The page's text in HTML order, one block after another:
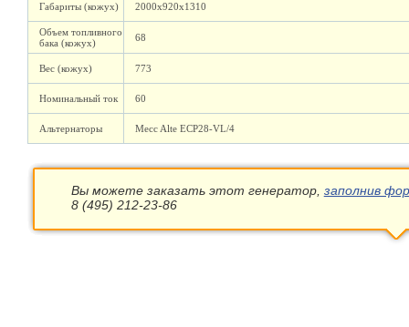
Габариты (кожух) 2000х920х1310
Объем топливного
бака (кожух)
68
Вес (кожух) 773
Номинальный ток 60
Альтернаторы Mecc Alte ECP28-VL/4
Вы можете заказать этот генератор, заполнив
8 (495) 212-23-86